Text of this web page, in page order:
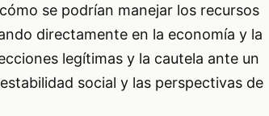
se podrían manejar los recursos
directamente en la economía y la
legítimas y la cautela ante un
social y las perspectivas de